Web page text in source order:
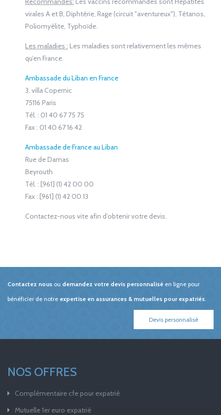
virales A et B, Diphtérie, Rage (circuit "aventureux"), Tétanos,
Poliomyélite, Typhoïde.
Les maladies : Les maladies sont relativement les mêmes
qu’en France.
Ambassade du Liban en France
3, villa Copernic
75116 Paris
Tél. : 01 40 67 75 75
Fax : 01 40 67 16 42
Ambassade de France au Liban
Rue de Damas
Beyrouth
Tél. : [961] (1) 42 00 00
Fax : [961] (1) 42 00 13
Contactez-nous vite afin d’obtenir votre devis.
Contactez nous ou demandez votre devis personnalisé en ligne pour
bénéficier de notre expertise en assurances & mutuelles pour expatriés
Devis personnalisé
NOS OFFRES
Complémentaire cfe pour expatrié
Mutuelle 1er euro expatrié